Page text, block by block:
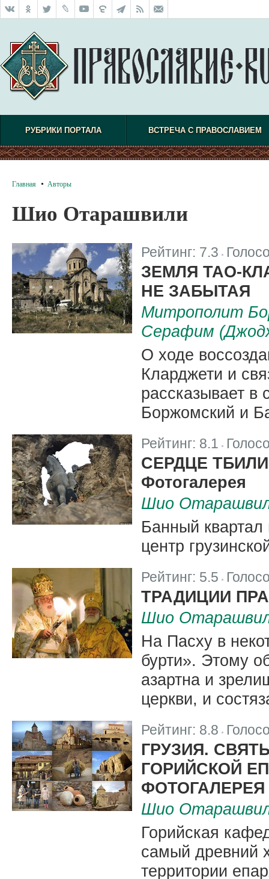
РУБРИКИ ПОРТАЛА ВСТРЕЧА С ПРАВОСЛАВИЕМ
Главная Авторы
Шио Отарашвили
Рейтинг: 7.3
ЗЕМЛЯ ТАО-
НЕ ЗАБЫТАЯ
Митрополит
Серафим
О ходе
Кларджети и
рассказывает в
Боржомский и
Рейтинг: 8.1
СЕРДЦЕ
Фотогалерея
Шио
Банный квартал
центр
Рейтинг: 5.5
ТРАДИЦИИ
Шио
На Пасху в
бурти». Этому
азартна и
церкви, и
Рейтинг: 8.8
ГРУЗИЯ.
ГОРИЙСКОЙ
ФОТОГАЛЕРЕЯ
Шио
Горийская
самый древний
территории